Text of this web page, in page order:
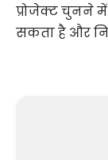
प्रोजेक्ट चुनने
सकता है और